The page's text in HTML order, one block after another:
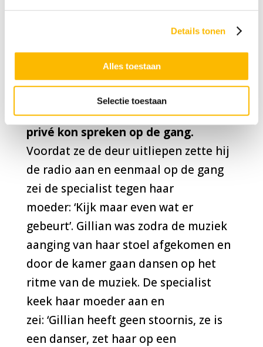
Details tonen
Alles toestaan
Selectie toestaan
haar moeder naartoe ging. Haar
moeder vertelde over de problemen,
werd en hoe ze de klas verstoorde.
De specialist luisterde en vroeg
vervolgens of hij haar moeder
privé kon spreken op de gang.
Voordat ze de deur uitliepen zette hij
de radio aan en eenmaal op de gang
zei de specialist tegen haar
moeder: ‘Kijk maar even wat er
gebeurt’. Gillian was zodra de muziek
aanging van haar stoel afgekomen en
door de kamer gaan dansen op het
ritme van de muziek. De specialist
keek haar moeder aan en
zei: ‘Gillian heeft geen stoornis, ze is
een danser, zet haar op een